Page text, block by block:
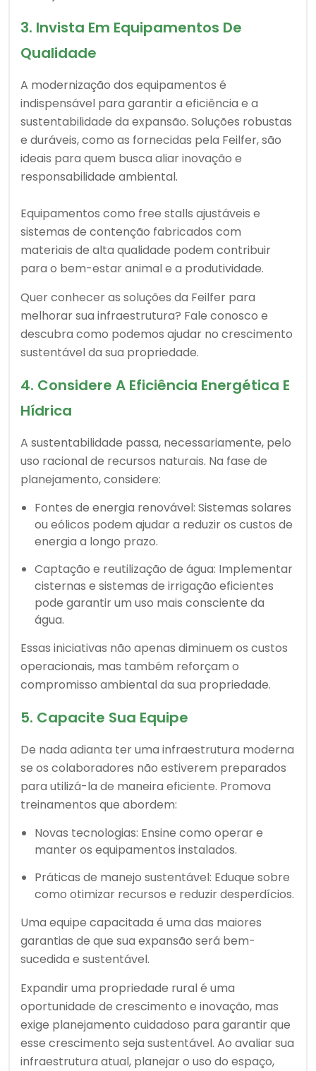
3. Invista Em Equipamentos De
Qualidade
A modernização dos equipamentos é
indispensável para garantir a eficiência e a
sustentabilidade da expansão. Soluções robustas
e duráveis, como as fornecidas pela Feilfer, são
ideais para quem busca aliar inovação e
responsabilidade ambiental.
Equipamentos como free stalls ajustáveis e
sistemas de contenção fabricados com
materiais de alta qualidade podem contribuir
para o bem-estar animal e a produtividade.
Quer conhecer as soluções da Feilfer para
melhorar sua infraestrutura? Fale conosco e
descubra como podemos ajudar no crescimento
sustentável da sua propriedade.
4. Considere A Eficiência Energética E
Hídrica
A sustentabilidade passa, necessariamente, pelo
uso racional de recursos naturais. Na fase de
planejamento, considere:
Fontes de energia renovável: Sistemas solares
ou eólicos podem ajudar a reduzir os custos de
energia a longo prazo.
Captação e reutilização de água: Implementar
cisternas e sistemas de irrigação eficientes
pode garantir um uso mais consciente da
água.
Essas iniciativas não apenas diminuem os custos
operacionais, mas também reforçam o
compromisso ambiental da sua propriedade.
5. Capacite Sua Equipe
De nada adianta ter uma infraestrutura moderna
se os colaboradores não estiverem preparados
para utilizá-la de maneira eficiente. Promova
treinamentos que abordem:
Novas tecnologias: Ensine como operar e
manter os equipamentos instalados.
Práticas de manejo sustentável: Eduque sobre
como otimizar recursos e reduzir desperdícios.
Uma equipe capacitada é uma das maiores
garantias de que sua expansão será bem-
sucedida e sustentável.
Expandir uma propriedade rural é uma
oportunidade de crescimento e inovação, mas
exige planejamento cuidadoso para garantir que
esse crescimento seja sustentável. Ao avaliar sua
infraestrutura atual, planejar o uso do espaço,